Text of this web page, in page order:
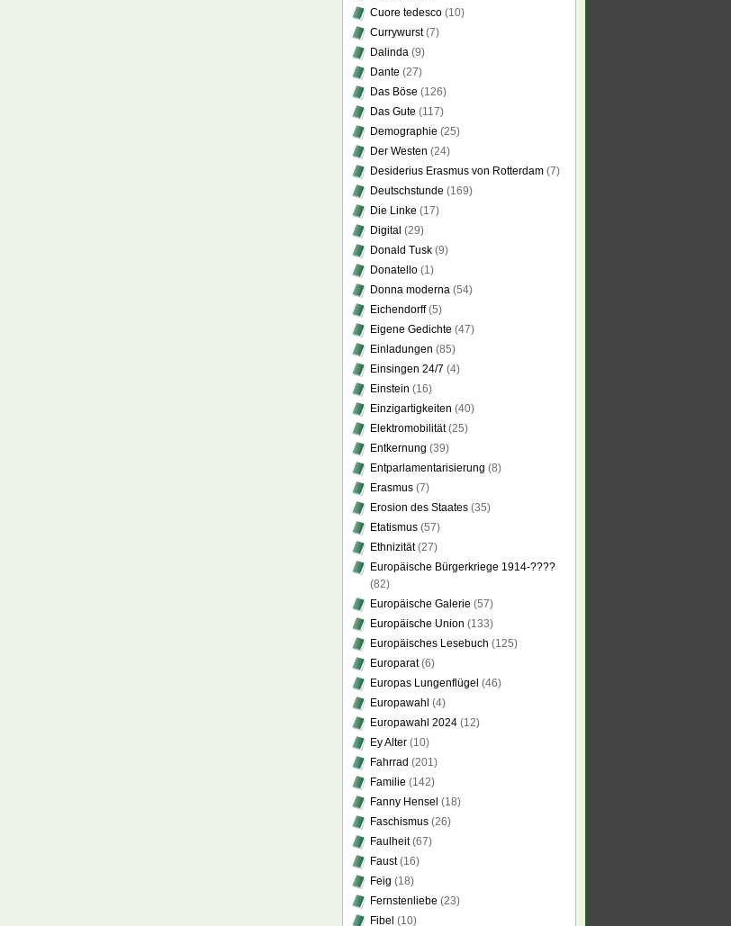
Cuore tedesco (10)
Currywurst(7)
Dalinda (9)
Dante (27)
Das Böse (126)
Das Gute (117)
Demographie (25)
Der Westen (24)
Desiderius Erasmus von Rotterdam (7)
Deutschstunde (169)
Die Linke (17)
Digital (29)
Donald Tusk (9)
Donatello (1)
Donna moderna (54)
Eichendorff(5)
Eigene Gedichte (47)
Einladungen (85)
Einsingen 24/7 (4)
Einstein (16)
Einzigartigkeiten (40)
Elektromobilität(25)
Entkernung (39)
Entparlamentarisierung (8)
Erasmus (7)
Erosion des Staates (35)
Etatismus (57)
Ethnizität(27)
Europäische Bürgerkriege 1914-????
(82)
Europäische Galerie (57)
Europäische Union (133)
Europäisches Lesebuch (125)
Europarat(6)
Europas Lungenflügel (46)
Europawahl (4)
Europawahl 2024 (12)
Ey Alter (10)
Fahrrad (201)
Familie (142)
Fanny Hensel (18)
Faschismus (26)
Faulheit(67)
Faust(16)
Feig (18)
Fernstenliebe (23)
Fibel (10)